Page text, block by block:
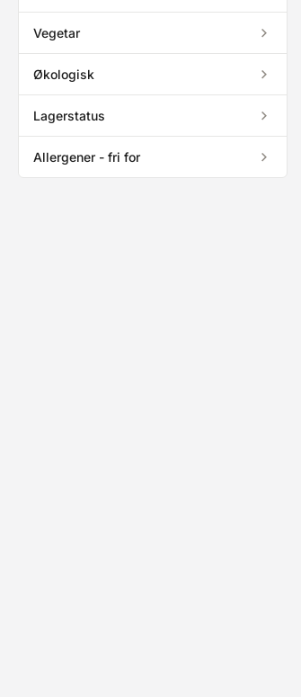
Vegetar
Økologisk
Lagerstatus
Allergener - fri for